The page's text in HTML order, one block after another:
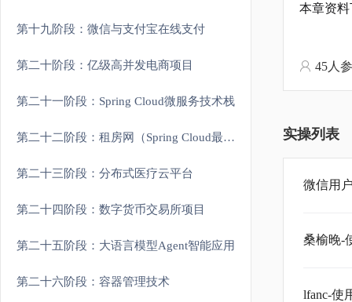
第十九阶段：微信与支付宝在线支付
第二十阶段：亿级高并发电商项目
第二十一阶段：Spring Cloud微服务技术栈
第二十二阶段：租房网（Spring Cloud最新架构）
第二十三阶段：分布式医疗云平台
第二十四阶段：数字货币交易所项目
第二十五阶段：大语言模型Agent智能应用
第二十六阶段：容器管理技术
本章资
45人
实操列表
微信用
桑榆晚-
lfanc-使